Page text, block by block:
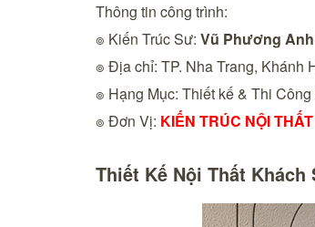
Thông tin công trình:
๏ Kiến Trúc Sư: Vũ Phương
๏ Địa chỉ: TP. Nha Trang, Khánh
๏ Hạng Mục: Thiết kế & Thi Công
๏ Đơn Vị: KIẾN TRÚC NỘI
Thiết Kế Nội Thất Khách